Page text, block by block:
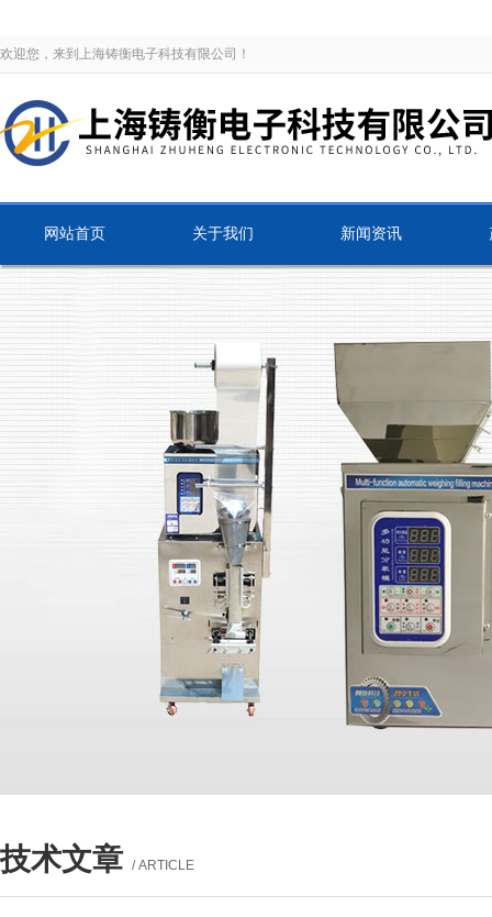
欢迎您，来到上海铸衡电子科技有限公司！
网站首页 关于我们 新闻资讯
技术文章 / ARTICLE